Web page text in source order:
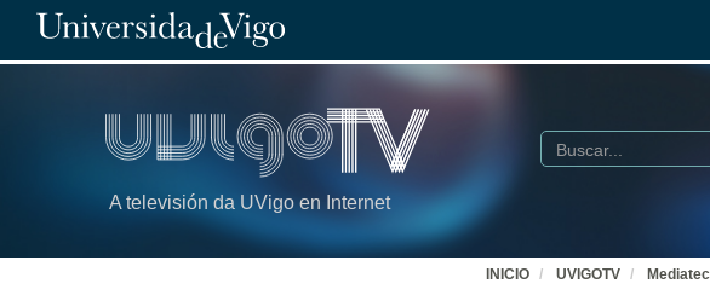
A televisión da UVigo en Internet
Buscar
INICIO UVIGOTV